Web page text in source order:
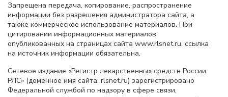
Запрещена передача, копирование, распространение
информации без разрешения администратора сайта, а
также коммерческое использование материалов. При
цитировании информационных материалов,
опубликованных на страницах сайта www.rlsnet.ru, ссылка
на источник информации обязательна.
Сетевое издание «Регистр лекарственных средств России
РЛС» (доменное имя сайта: rlsnet.ru) зарегистрировано
Федеральной службой по надзору в сфере связи,